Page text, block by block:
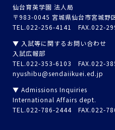
仙台育英学園 法人局
〒983-0045 宮城県仙台市宮城野
TEL.022-256-4141 FAX.022-
▼ 入試等に関するお問い合わせ
入試広報部
TEL.022-353-6103 FAX.022-
nyushibu@sendaiikuei.ed.jp
▼ Admissions Inquiries
International Affairs dept.
TEL.022-786-2444 FAX.022-